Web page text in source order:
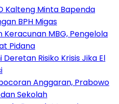
Kalteng Minta Bapenda
BPH Migas
Keracunan MBG, Pengelola
Pidana
Risiko Krisis Jika El
Anggaran, Prabowo
Sekolah